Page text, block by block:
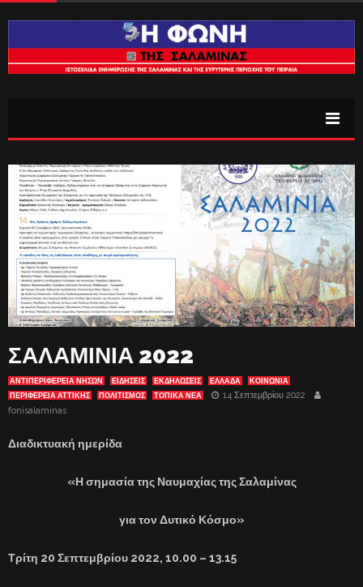
ΣΑΛΑΜΙΝΙΑ 2022
ΑΝΤΙΠΕΡΙΦΈΡΕΙΑ ΝΉΣΩΝ ΕΙΔΗΣΕΙΣ ΕΚΔΗΛΏΣΕΙΣ ΕΛΛΑΔΑ
ΚΟΙΝΩΝΙΑ
ΠΕΡΙΦΕΡΕΙΑ ΑΤΤΙΚΗΣ
ΠΟΛΙΤΙΣΜΟΣ ΤΟΠΙΚΑ ΝΕΑ
14 Σεπτεμβρίου 2022
fonisalaminas
Διαδικτυακή ημερίδα
«Η σημασία της Ναυμαχίας της Σαλαμίνας
για τον Δυτικό Κόσμο»
Τρίτη 20 Σεπτεμβρίου 2022, 10.00 – 13.15